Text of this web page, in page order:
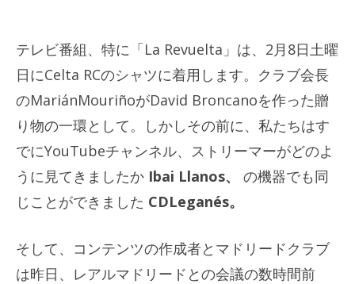
テレビ番組、特に「La Revuelta」は、2月8日土曜
日にCelta RCのシャツに着用します。クラブ会長
のMariánMouriñoがDavid Broncanoを作った贈
り物の一環として。しかしその前に、私たちはす
でにYouTubeチャンネル、ストリーマーがどのよ
うに見てきましたか Ibai Llanos、
の機器でも同
じことができました CDLeganés。
そして、コンテンツの作成者とマドリードクラブ
は昨日、レアルマドリードとの会議の数時間前